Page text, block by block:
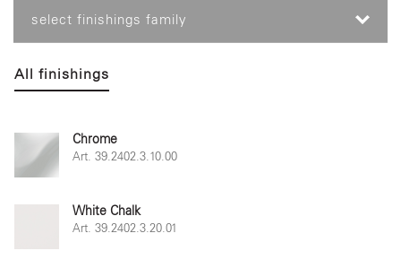
select finishings family
All finishings
Chrome
Art. 39.2402.3.10.00
White Chalk
Art. 39.2402.3.20.01